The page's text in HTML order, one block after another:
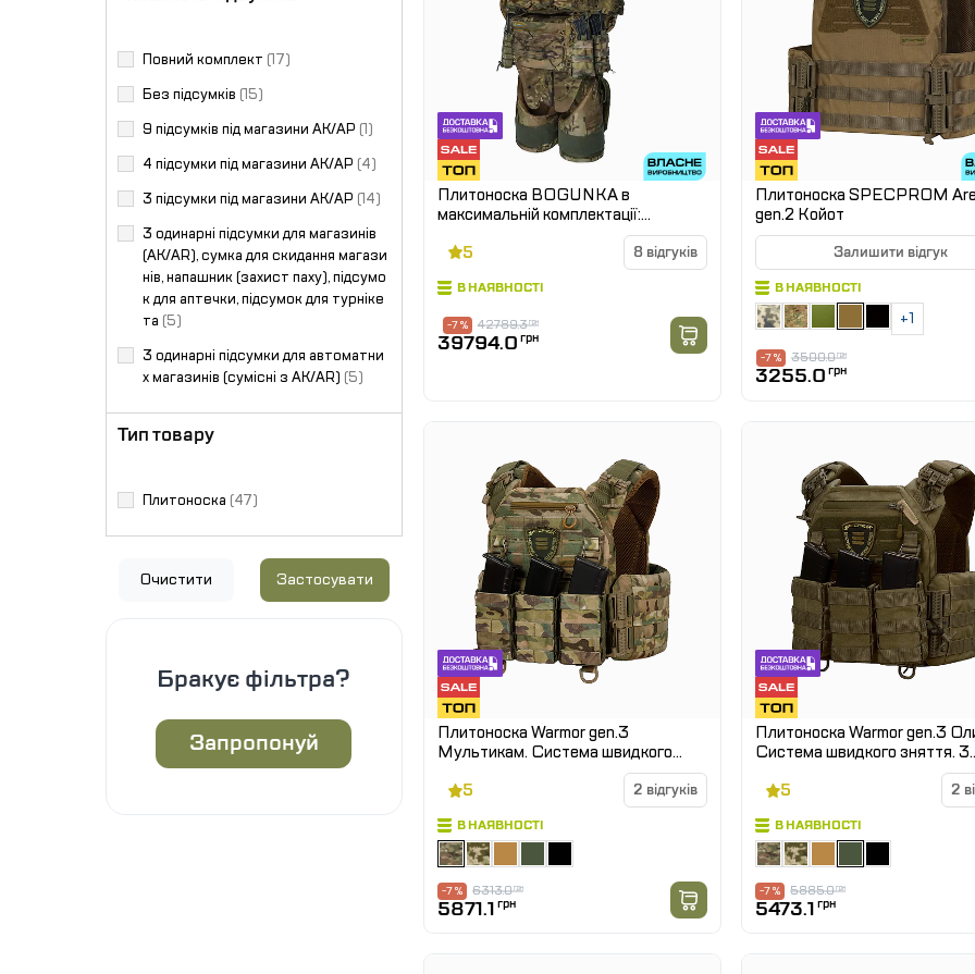
Повний комплект (17)
Без підсумків (15)
9 підсумків під магазини АК/АР (1)
4 підсумки під магазини АК/АР (4)
3 підсумки під магазини АК/АР (14)
3 одинарні підсумки для магазинів
(АК/AR), сумка для скидання магази
нів, напашник (захист паху), підсумо
к для аптечки, підсумок для турніке
та (5)
3 одинарні підсумки для автоматни
х магазинів (сумісні з АК/AR) (5)
Тип товару
Плитоноска (47)
Очистити Застосувати
Бракує фільтра?
Запропонуй
Плитоноска BOGUNKA в
максимальній комплектації:
балістичний захист шиї, плеч,
боковин, паху, фартуху, поясу і ніг.
5 8 відгуків
В НАЯВНОСТІ
42789.3грн
-7 %
39794.0 грн
Плитоноска SPECPROM
gen.2 Койот
Залишити відгук
В НАЯВНОСТІ
+1
3500.0грн
-7 %
3255.0 грн
Плитоноска Warmor gen.3
Мультикам. Система швидкого
скидання. 3 підсумки. (Великого
розміру)
5 2 відгуків
В НАЯВНОСТІ
6313.0грн
-7 %
5871.1 грн
Плитоноска Warmor gen.3 Олива.
Система швидкого зняття. 3
підсумки. (Великого розміру)
5
2
В НАЯВНОСТІ
5885.0грн
-7 %
5473.1 грн